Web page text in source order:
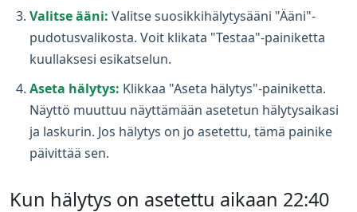
Valitse ääni: Valitse suosikkihälytysääni "Ääni"-
pudotusvalikosta. Voit klikata "Testaa"-painiketta
kuullaksesi esikatselun.
Aseta hälytys: Klikkaa "Aseta hälytys"-painiketta.
Näyttö muuttuu näyttämään asetetun hälytysaikasi
ja laskurin. Jos hälytys on jo asetettu, tämä painike
päivittää sen.
Kun hälytys on asetettu aikaan 22:40